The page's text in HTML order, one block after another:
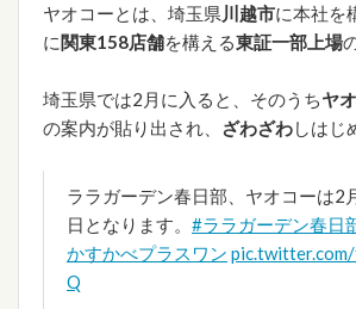
ヤオコーとは、埼玉県 川越市に本社を
に関東158店舗を構える東証一部上場
埼玉県では2月に入ると、そのうちヤ
の案内が貼り出され、 ざわざわしはじ
ララガーデン春日部、ヤオコーは2
日となります。 #ララガーデン春日
かすかべプラスワン
Q